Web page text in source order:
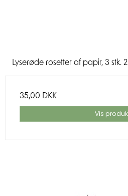
Lyserøde rosetter af papir, 3 stk.
35,00 DKK
Vis